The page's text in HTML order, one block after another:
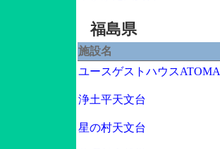
福島県
施設名
ユースゲストハウスATOMA
浄土平天文台
星の村天文台